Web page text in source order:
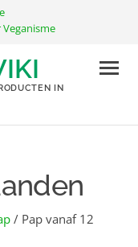
IN
/ Pap vanaf 12